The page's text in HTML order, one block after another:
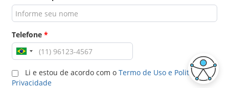
Telefone *
Li e estou de acordo com o Termo de Uso e Politica de
Privacidade